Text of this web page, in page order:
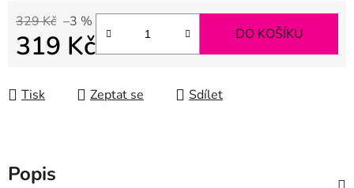
329 Kč –3 %
319 Kč DO KOŠÍKU
Tisk Zeptat se Sdílet
Popis